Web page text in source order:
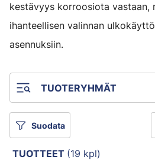
kestävyys korroosiota vastaan,
ihanteellisen valinnan
asennuksiin.
TUOTERYHMÄT
Suodata
TUOTTEET (19 kpl)